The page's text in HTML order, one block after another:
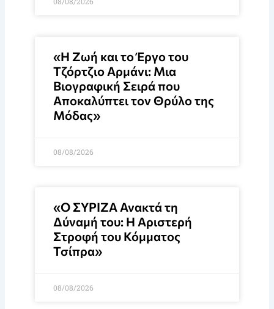
«Η Ζωή και το Έργο του
Τζόρτζιο Αρμάνι: Μια
Βιογραφική Σειρά που
Αποκαλύπτει τον Θρύλο της
Μόδας»
08/08/2026
«Ο ΣΥΡΙΖΑ Ανακτά τη
Δύναμή του: Η Αριστερή
Στροφή του Κόμματος
Τσίπρα»
08/08/2026